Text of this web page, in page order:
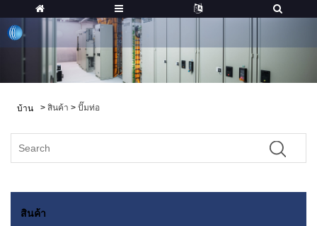
บ้าน > สินค้า > ปั๊มท่อ
สินค้า